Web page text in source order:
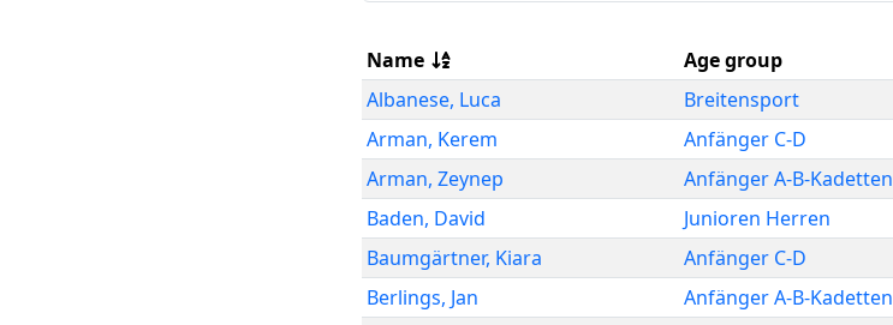
Name Age group
Albanese, Luca Breitensport
Arman, Kerem Anfänger C-D
Arman, Zeynep Anfänger A-B-Kadetten
Baden, David Junioren Herren
Baumgärtner, Kiara Anfänger C-D
Berlings, Jan Anfänger A-B-Kadetten